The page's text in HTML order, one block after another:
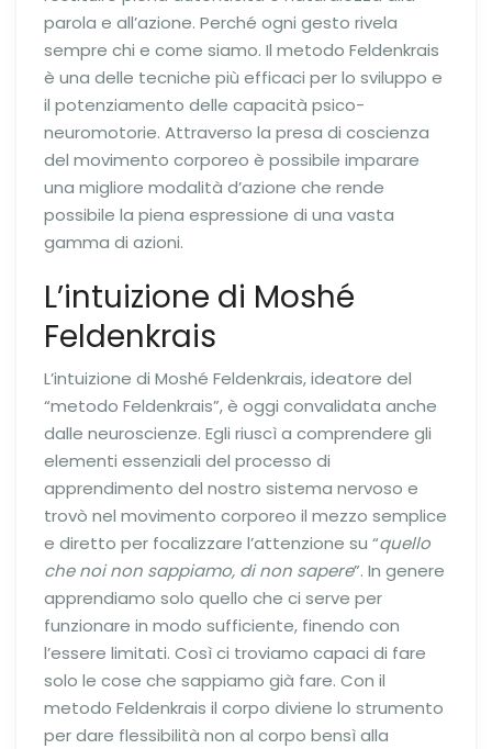
parola e all’azione. Perché ogni gesto rivela
sempre chi e come siamo. Il metodo Feldenkrais
è una delle tecniche più efficaci per lo sviluppo e
il potenziamento delle capacità psico-
neuromotorie. Attraverso la presa di coscienza
del movimento corporeo è possibile imparare
una migliore modalità d’azione che rende
possibile la piena espressione di una vasta
gamma di azioni.
L’intuizione di Moshé
Feldenkrais
L’intuizione di Moshé Feldenkrais, ideatore del
“metodo Feldenkrais”, è oggi convalidata anche
dalle neuroscienze. Egli riuscì a comprendere gli
elementi essenziali del processo di
apprendimento del nostro sistema nervoso e
trovò nel movimento corporeo il mezzo semplice
e diretto per focalizzare l’attenzione su “quello
che noi non sappiamo, di non sapere”. In genere
apprendiamo solo quello che ci serve per
funzionare in modo sufficiente, finendo con
l’essere limitati. Così ci troviamo capaci di fare
solo le cose che sappiamo già fare. Con il
metodo Feldenkrais il corpo diviene lo strumento
per dare flessibilità non al corpo bensì alla